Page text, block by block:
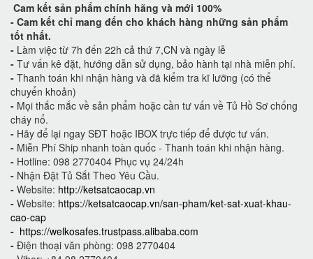
Cam kết sản phẩm chính hãng và mới 100%
- Cam kết chỉ mang đến cho khách hàng những sản phẩm
tốt nhất.
- Làm việc từ 7h đến 22h cả thứ 7,CN và ngày lễ
- Tư vấn kê đặt, hướng dẫn sử dụng, bảo hành tại nhà miễn phí.
- Thanh toán khi nhận hàng và đã kiểm tra kĩ lưỡng (có thể
chuyển khoản)
- Mọi thắc mắc về sản phẩm hoặc cần tư vấn về Tủ Hồ Sơ chống
cháy nổ.
- Hãy để lại ngay SĐT hoặc IBOX trực tiếp để được tư vấn.
- Miễn Phí Ship nhanh toàn quốc - Thanh toán khi nhận hàng.
- Hotline: 098 2770404 Phục vụ 24/24h
- Nhận Đặt Tủ Sắt Theo Yêu Cầu.
- Website: http://ketsatcaocap.vn
- Website: https://ketsatcaocap.vn/san-pham/ket-sat-xuat-khau-
cao-cap
- https://welkosafes.trustpass.alibaba.com
- Điện thoại văn phòng: 098 2770404